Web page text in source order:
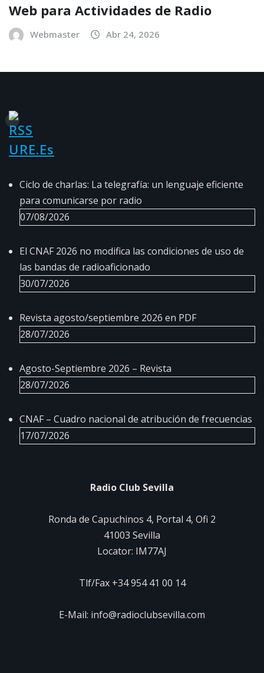
Web para Actividades de Radio
Webmaster Abr 24, 2026
URE.es
Ciclo de charlas: La telegrafía: un lenguaje eficiente
para comunicarse por radio
07/08/2026
El CNAF 2026 no modifica las condiciones de uso de
las bandas de radioaficionado
30/07/2026
Revista agosto/septiembre 2026 en PDF
28/07/2026
Agosto-Septiembre 2026 – Revista
28/07/2026
CNAF – Cuadro nacional de atribución de frecuencias
17/07/2026
Radio Club Sevilla
Ronda de Capuchinos 4, Portal 4, Ofi 2
41003 Sevilla
Locator: IM77AJ
Tlf/Fax +34 954 41 00 14
E-Mail: info@radioclubsevilla.com